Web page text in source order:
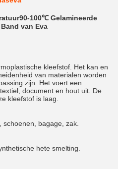
100℃ Gelamineerde
van Eva
kleefstof. Het kan en
van materialen worden
zijn. Het voert een
document en hout uit. De
kleefstof is laag.
bagage, zak.
hete smelting.